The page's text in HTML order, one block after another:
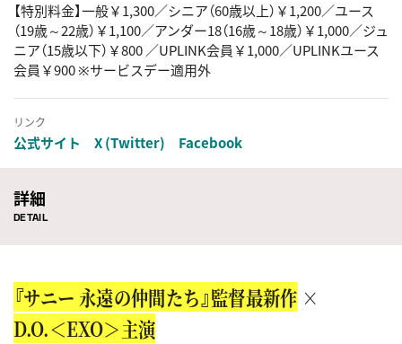
【特別料金】一般￥1,300／シニア（60歳以上）￥1,200／ユース
（19歳～22歳）￥1,100／アンダー18（16歳～18歳）￥1,000／ジュ
ニア（15歳以下）￥800 ／UPLINK会員￥1,000／UPLINKユース
会員￥900 ※サービスデー適用外
リンク
公式サイト X (Twitter) Facebook
詳細
DETAIL
『サニー 永遠の仲間たち』監督最新作 ×
D.O.＜EXO＞主演